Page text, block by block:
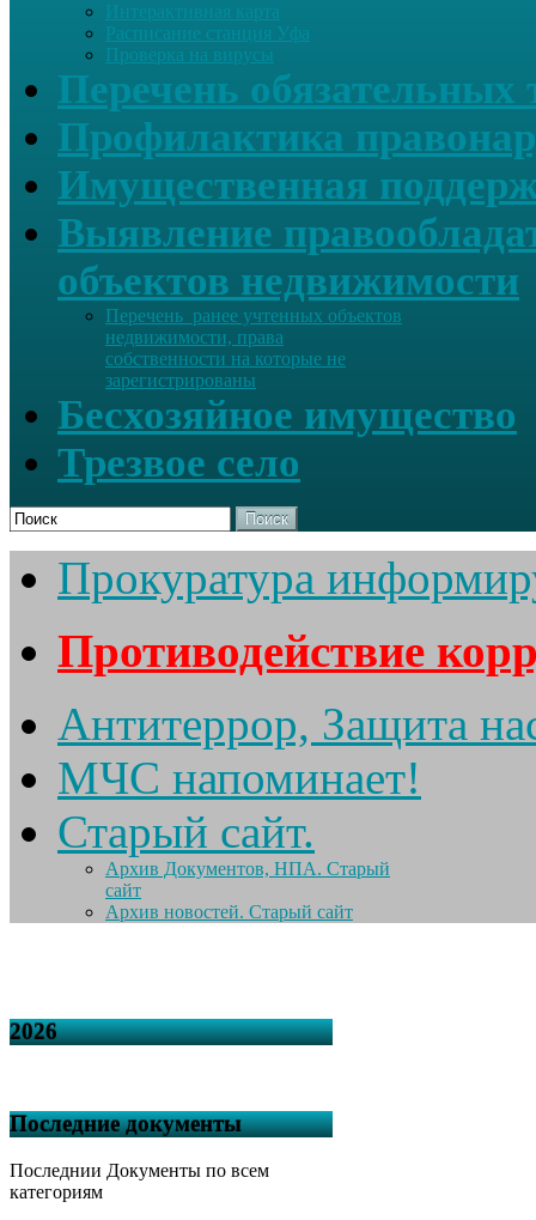
Интерактивная карта
Расписание станция Уфа
Проверка на вирусы
Перечень обязательных
Профилактика
Имущественная
Выявление
объектов недвижимости
Перечень ранее учтенных объектов
недвижимости, права
собственности на которые не
зарегистрированы
Бесхозяйное имущество
Трезвое село
Поиск
Прокуратура
Противодействие
Антитеррор, Защита
МЧС напоминает!
Старый сайт.
Архив Документов, НПА. Старый
сайт
Архив новостей. Старый сайт
2026
Последние документы
Последнии Документы по всем
категориям